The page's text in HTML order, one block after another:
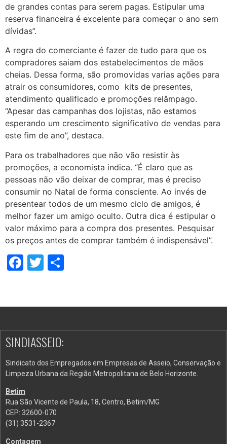
de grandes contas para serem pagas. Estipular uma
reserva financeira é excelente para começar o ano sem
dívidas”.
A regra do comerciante é fazer de tudo para que os
compradores saiam dos estabelecimentos de mãos
cheias. Dessa forma, são promovidas varias ações para
atrair os consumidores, como kits de presentes,
atendimento qualificado e promoções relâmpago.
“Apesar das campanhas dos lojistas, não estamos
esperando um crescimento significativo de vendas para
este fim de ano”, destaca.
Para os trabalhadores que não vão resistir às
promoções, a economista indica. “É claro que as
pessoas não vão deixar de comprar, mas é preciso
consumir no Natal de forma consciente. Ao invés de
presentear todos de um mesmo ciclo de amigos, é
melhor fazer um amigo oculto. Outra dica é estipular o
valor máximo para a compra dos presentes. Pesquisar
os preços antes de comprar também é indispensável”.
Facebook
Twitter
SINDIASSEIO:
Sindicato dos Empregados em Empresas de Asseio, Conservação e
Limpeza Urbana da Região Metropolitana de Belo Horizonte.
Betim
Rua São Vicente de Paula, 18, Centro, Betim/MG
CEP: 32600-070
(31) 3531-2367
Contagem